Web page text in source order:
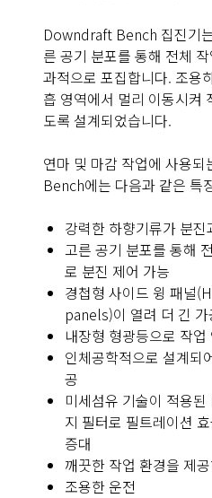
Downdraft Bench 집진기
른 공기 분포를 통해 전체
과적으로 포집합니다. 조용
흡 영역에서 멀리 이동시켜
도록 설계되었습니다.
연마 및 마감 작업에 사용되
Bench에는 다음과 같은 특
강력한 하향기류가 분
고른 공기 분포를 통해
로 분진 제어 가능
경첩형 사이드 윙 패널
panels)이 열려 더 긴
내장형 형광등으로 작업
인체공학적으로 설계되
공
미세섬유 기술이 적용
지 필터로 필트레이션
증대
깨끗한 작업 환경을 제
조용한 운전